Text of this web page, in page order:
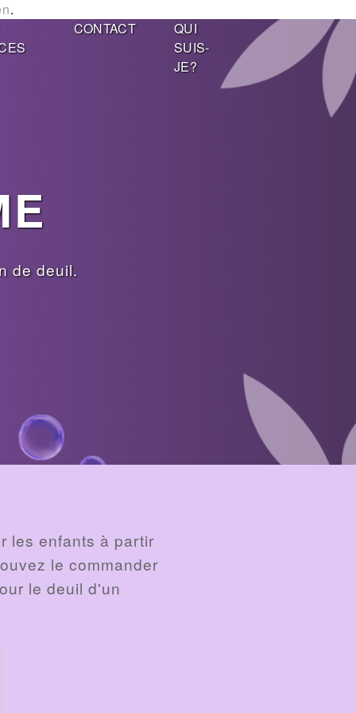
.
CONTACT
QUI
SUIS-
JE?
de deuil.
les enfants à partir
le commander
le deuil d'un